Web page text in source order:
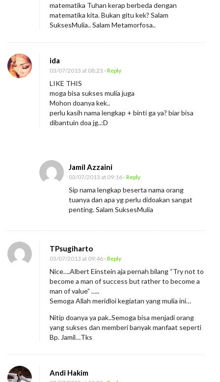
matematika Tuhan kerap berbeda dengan
matematika kita. Bukan gitu kek? Salam
SuksesMulia.. Salam Metamorfosa..
ida
03/07/2013 at 08:23 - Reply
LIKE THIS
moga bisa sukses mulia juga
Mohon doanya kek..
perlu kasih nama lengkap + binti ga ya? biar bisa
dibantuin doa jg..:D
Jamil Azzaini
03/07/2013 at 09:16- Reply
Sip nama lengkap beserta nama orang
tuanya dan apa yg perlu didoakan sangat
penting. Salam SuksesMulia
TPsugiharto
03/07/2013 at 09:46- Reply
Nice….Albert Einstein aja pernah bilang “Try not to
become a man of success but rather to become a
man of value” …..
Semoga Allah meridloi kegiatan yang mulia ini…
Nitip doanya ya pak..Semoga bisa menjadi orang
yang sukses dan memberi banyak manfaat seperti
Bp. Jamil…Tks
Andi Hakim